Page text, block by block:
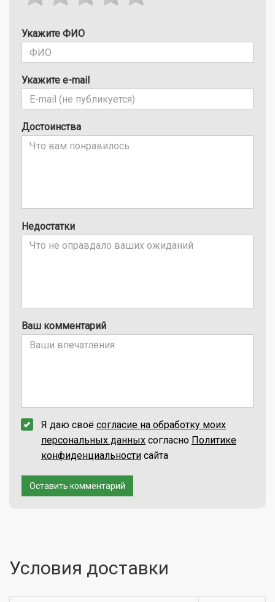
Укажите ФИО
Укажите e-mail
Достоинства
Недостатки
Ваш комментарий
Я даю своё согласие на обработку моих
персональных данных согласно Политике
конфиденциальности сайта
Оставить комментарий
Условия доставки